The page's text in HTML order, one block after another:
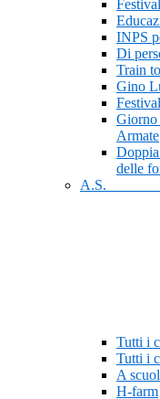
INPS
Di
Train
Gino
Armate
delle
Tutti i
Tutti i
A
H-farm